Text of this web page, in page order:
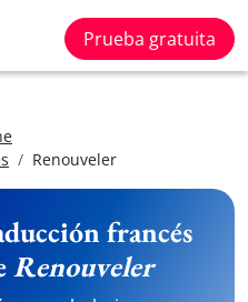
Prueba gratuita
Renouveler
francés
Renouveler